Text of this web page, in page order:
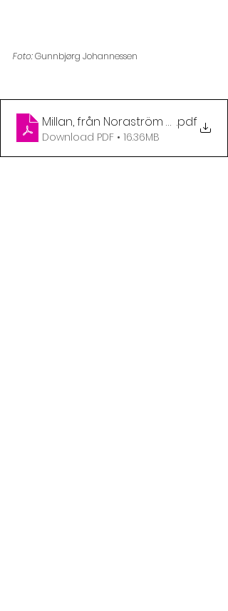
Foto: Gunnbjørg Johannessen
Millan, från Noraström gör.pdf
Download PDF • 16.36MB